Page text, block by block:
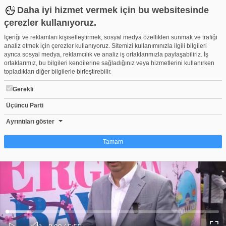
Daha iyi hizmet vermek için bu websitesinde
çerezler kullanıyoruz.
İçeriği ve reklamları kişiselleştirmek, sosyal medya özellikleri sunmak ve trafiği
analiz etmek için çerezler kullanıyoruz. Sitemizi kullanımınızla ilgili bilgileri
ayrıca sosyal medya, reklamcılık ve analiz iş ortaklarımızla paylaşabiliriz. İş
ortaklarımız, bu bilgileri kendilerine sağladığınız veya hizmetlerini kullanırken
topladıkları diğer bilgilerle birleştirebilir.
Gerekli
Üçüncü Parti
Ayrıntıları göster
Tamam
Çerez nedir?
Çerezler, web-sitelerinin, kullanıcıların deneyimlerini daha verimli hale getirmek
amacıyla kullandığı küçük metin dosyalarıdır. Yasalara göre, bu sitenin
işletilmesi için kesinlikle gerekli olan çerezleri cihazınıza yerleştirebiliyoruz.
Diğer çerez türleri için sizden izin almamız gerekiyor. Bu site farklı çerez türleri
kullanmaktadır. Bazı çerezler, sayfalarımızda yer alan üçüncü şahıs hizmetleri
tarafından yerleştirilir. İzniniz şu alanlar için geçerlidir: web.tv
Ses
Yüklendi:
0%
Yükleniyor:
0%
Bursa'da 3’üncü Geleneksel Erguvan Bayramı başladı